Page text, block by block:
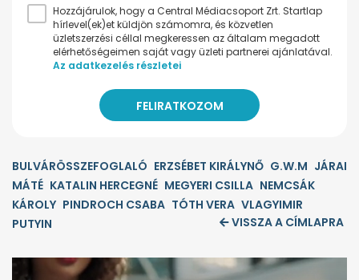
Hozzájárulok, hogy a Central Médiacsoport Zrt. Startlap
hírlevel(ek)et küldjön számomra, és közvetlen
üzletszerzési céllal megkeressen az általam megadott
elérhetőségeimen saját vagy üzleti partnerei ajánlatával.
Az adatkezelés részletei
BULVÁRÖSSZEFOGLALÓ ERZSÉBET KIRÁLYNŐ G.W.M JÁRAI
MÁTÉ KATALIN HERCEGNÉ MEGYERI CSILLA NEMCSÁK
KÁROLY PINDROCH CSABA TÓTH VERA VLAGYIMIR
PUTYIN
VISSZA A CÍMLAPRA